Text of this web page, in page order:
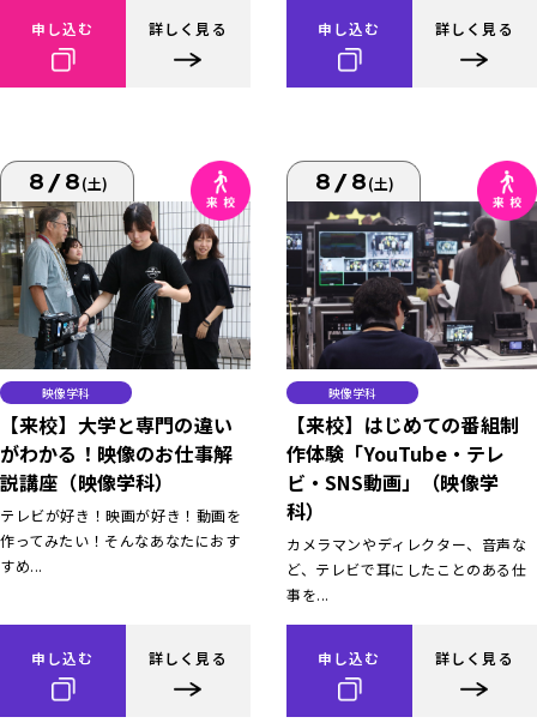
申し込む 詳しく見る 申し込む 詳しく見る
8/8(土)
映像学科
【来校】大学と専門の違い
がわかる！映像のお仕事解
説講座（映像学科）
テレビが好き！映画が好き！動画を
作ってみたい！そんなあなたにおす
すめ...
申し込む 詳しく見る
8/8(土)
映像学科
【来校】はじめての番組制
作体験「YouTube・テレ
ビ・SNS動画」（映像学
科）
カメラマンやディレクター、音声な
ど、テレビで耳にしたことのある仕
事を...
申し込む 詳しく見る